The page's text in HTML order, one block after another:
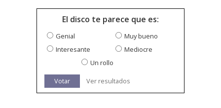
El disco te parece que es:
Genial
Muy bueno
Interesante
Mediocre
Un rollo
Votar Ver resultados